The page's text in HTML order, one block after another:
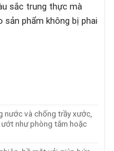
sắc trung thực mà
sản phẩm không bị phai
nước và chống trầy xước,
như phòng tắm hoặc